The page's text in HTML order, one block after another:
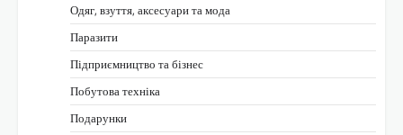
Одяг, взуття, аксесуари та мода
Паразити
Підприємництво та бізнес
Побутова техніка
Подарунки